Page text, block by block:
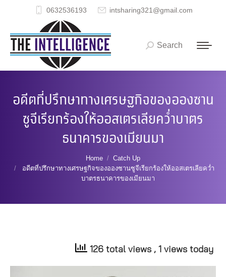
0632536193 intsharing321@gmail.com
Search:
Search
อดีตที่ปรึกษาทางเศรษฐกิจของอองซาน
ซูจีเรียกร้องให้ออสเตรเลียคว่ำบาตร
ธนาคารของเมียนมา
Home
Catch Up
อดีตที่ปรึกษาทางเศรษฐกิจของอองซานซูจีเรียกร้องให้ออสเตรเลียคว่ำ
บาตรธนาคารของเมียนมา
126 total views , 1 views today